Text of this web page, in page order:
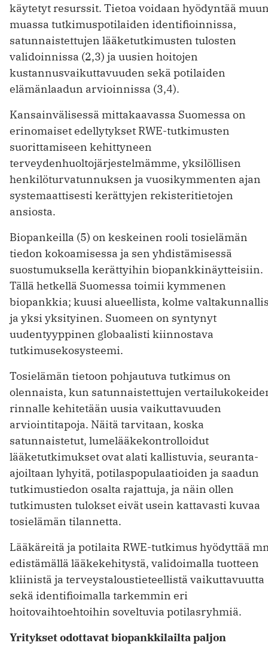
käytetyt resurssit. ­Tietoa ­voidaan hyödyntää
muassa tutkimus­potilaiden identifioinnissa,
satunnaistettujen lääketutkimusten tulosten
validoinnissa (2,3) ja uusien hoitojen
kustannusvaikuttavuuden sekä potilaiden
elämänlaadun arvioinnissa (3,4).
Kansainvälisessä mittakaavassa Suomessa on
erinomaiset edellytykset RWE-tutkimusten
suorittamiseen kehittyneen
terveydenhuoltojärjestelmämme, yksilöllisen
henkilöturvatunnuksen ja vuosikymmenten ajan
systemaattisesti kerättyjen rekisteritietojen
ansiosta.
Biopankeilla (5) on keskeinen rooli tosi­elämän
tiedon kokoamisessa ja sen yhdistämisessä
suostumuksella kerättyihin biopankkinäytteisiin.
Tällä hetkellä Suomessa toimii kymmenen
biopankkia; kuusi alueellista, kolme
ja yksi yksityinen. Suomeen on syntynyt
uudentyyppinen globaalisti kiinnostava
tutkimusekosysteemi.
Tosielämän tietoon pohjautuva tutkimus on
olennaista, kun satunnaistettujen
rinnalle kehitetään uusia vaikuttavuuden
arviointitapoja. Näitä tarvitaan, koska
satunnaistetut, lumelääkekontrolloidut
lääketutkimukset ovat alati kallistuvia, seuranta-
ajoiltaan lyhyitä, potilaspopulaatioiden ja saadun
tutkimustiedon osalta rajattuja, ja näin ollen
tutkimusten tulokset eivät usein kattavasti kuvaa
tosielämän tilannetta.
Lääkäreitä ja potilaita RWE-tutkimus hyödyttää
edistämällä lääkekehitystä, validoimalla tuotteen
kliinistä ja terveystaloustieteellistä vaikuttavuutta
sekä identifioimalla tarkemmin eri
hoitovaihtoehtoihin soveltuvia potilasryhmiä.
Yritykset odottavat ­biopankkilailta paljon